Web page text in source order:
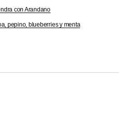
con Arandano
pepino, blueberries y menta